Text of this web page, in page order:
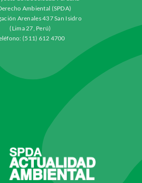
Ambiental (SPDA)
Arenales 437 San Isidro
(Lima 27, Perú)
(511) 612 4700